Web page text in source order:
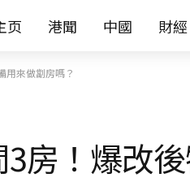
页 港聞 中國 財經
用來做劏房嗎？
房！爆改